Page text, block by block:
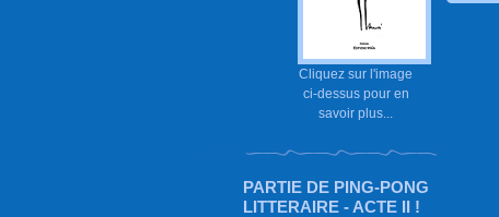
Cliquez sur l'image
ci-dessus pour en
savoir plus...
PARTIE DE PING-PONG
LITTERAIRE - ACTE II !